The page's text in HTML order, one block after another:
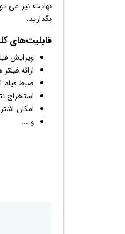
بگذارید.
قابلیت‌های
ویرایش
ارائه
ضبط فیلم
استخراج
امکان
و ...